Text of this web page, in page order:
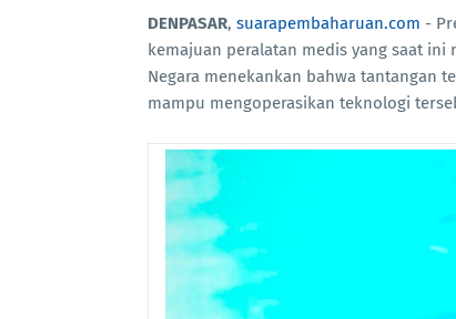
DENPASAR, suarapembaharuan.com -
kemajuan peralatan medis yang saat
Negara menekankan bahwa tantangan
mampu mengoperasikan teknologi